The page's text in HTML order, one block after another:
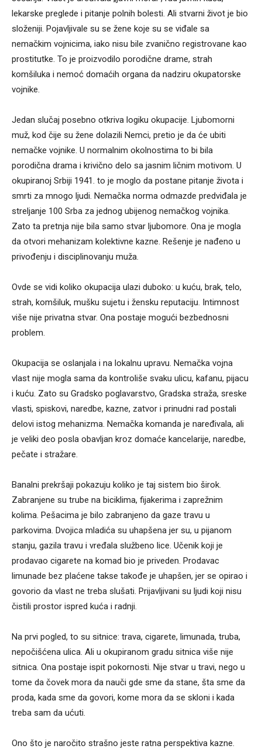
lekarske preglede i pitanje polnih bolesti. Ali stvarni život je bio
složeniji. Pojavljivale su se žene koje su se viđale sa
nemačkim vojnicima, iako nisu bile zvanično registrovane kao
prostitutke. To je proizvodilo porodične drame, strah
komšiluka i nemoć domaćih organa da nadziru okupatorske
vojnike.
Jedan slučaj posebno otkriva logiku okupacije. Ljubomorni
muž, kod čije su žene dolazili Nemci, pretio je da će ubiti
nemačke vojnike. U normalnim okolnostima to bi bila
porodična drama i krivično delo sa jasnim ličnim motivom. U
okupiranoj Srbiji 1941. to je moglo da postane pitanje života i
smrti za mnogo ljudi. Nemačka norma odmazde predviđala je
streljanje 100 Srba za jednog ubijenog nemačkog vojnika.
Zato ta pretnja nije bila samo stvar ljubomore. Ona je mogla
da otvori mehanizam kolektivne kazne. Rešenje je nađeno u
privođenju i disciplinovanju muža.
Ovde se vidi koliko okupacija ulazi duboko: u kuću, brak, telo,
strah, komšiluk, mušku sujetu i žensku reputaciju. Intimnost
više nije privatna stvar. Ona postaje mogući bezbednosni
problem.
Okupacija se oslanjala i na lokalnu upravu. Nemačka vojna
vlast nije mogla sama da kontroliše svaku ulicu, kafanu, pijacu
i kuću. Zato su Gradsko poglavarstvo, Gradska straža, sreske
vlasti, spiskovi, naredbe, kazne, zatvor i prinudni rad postali
delovi istog mehanizma. Nemačka komanda je naređivala, ali
je veliki deo posla obavljan kroz domaće kancelarije, naredbe,
pečate i stražare.
Banalni prekršaji pokazuju koliko je taj sistem bio širok.
Zabranjene su trube na biciklima, fijakerima i zaprežnim
kolima. Pešacima je bilo zabranjeno da gaze travu u
parkovima. Dvojica mladića su uhapšena jer su, u pijanom
stanju, gazila travu i vređala službeno lice. Učenik koji je
prodavao cigarete na komad bio je priveden. Prodavac
limunade bez plaćene takse takođe je uhapšen, jer se opirao i
govorio da vlast ne treba slušati. Prijavljivani su ljudi koji nisu
čistili prostor ispred kuća i radnji.
Na prvi pogled, to su sitnice: trava, cigarete, limunada, truba,
nepočišćena ulica. Ali u okupiranom gradu sitnica više nije
sitnica. Ona postaje ispit pokornosti. Nije stvar u travi, nego u
tome da čovek mora da nauči gde sme da stane, šta sme da
proda, kada sme da govori, kome mora da se skloni i kada
treba sam da ućuti.
Ono što je naročito strašno jeste ratna perspektiva kazne.